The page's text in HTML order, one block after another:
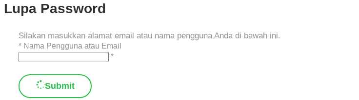
Lupa Password
Silakan masukkan alamat email atau nama pengguna Anda di bawah ini.
* Nama Pengguna atau Email
*
Submit